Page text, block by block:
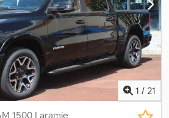
1 / 21
1500 Laramie